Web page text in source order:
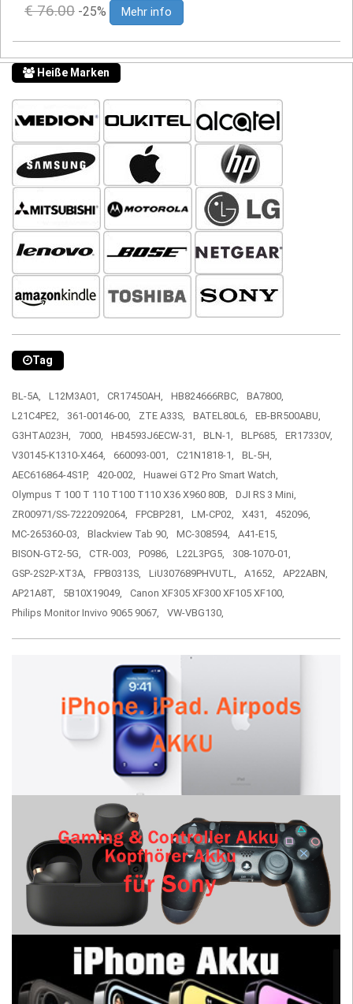
€ 76.00 -25% Mehr info
Heiße Marken
Tag
BL-5A, L12M3A01, CR17450AH, HB824666RBC,
BA7800,
L21C4PE2,
361-00146-00, ZTE A33S, BATEL80L6,
EB-BR500ABU,
G3HTA023H,
7000, HB4593J6ECW-31, BLN-1, BLP685,
ER17330V,
V30145-K1310-X464,
660093-001, C21N1818-1,
BL-5H,
AEC616864-4S1P,
420-002,
Huawei GT2 Pro Smart Watch,
Olympus T 100 T 110 T100 T110 X36 X960 80B,
DJI RS 3 Mini,
ZR00971/SS-7222092064,
FPCBP281, LM-CP02, X431,
452096,
MC-265360-03,
Blackview Tab 90, MC-308594,
A41-E15,
BISON-GT2-5G,
CTR-003, P0986, L22L3PG5,
308-1070-01,
GSP-2S2P-XT3A,
FPB0313S, LiU307689PHVUTL, A1652,
AP22ABN,
AP21A8T,
5B10X19049,
Canon XF305 XF300 XF105 XF100,
Philips Monitor Invivo 9065 9067,
VW-VBG130,